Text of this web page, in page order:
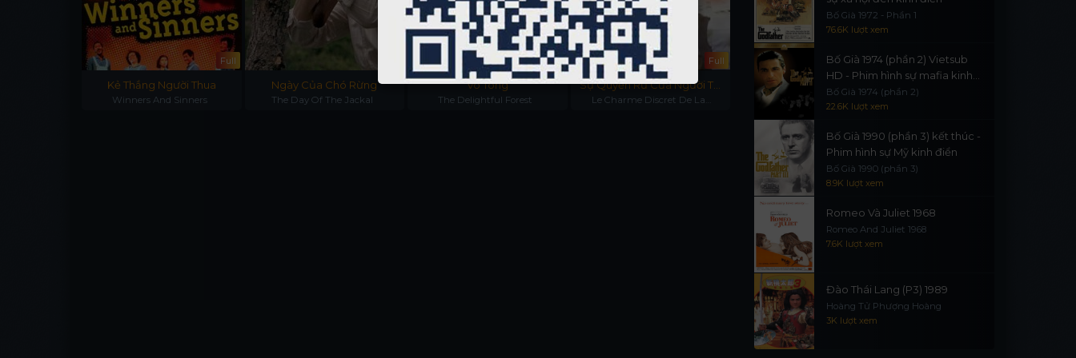
Full
Kẻ Thắng Người Thua
Winners And Sinners
Ngày Của Chó Rừng
The Day Of The Jackal
Full
Võ Tòng
The Delightful Forest
Full
Sự Quyến Rũ Của Người Tư
Sản
Le Charme Discret De La
Full
Rambo: Đổ Máu
First Blood
Bố Già 1972 - Phần 1
76.6K lượt xem
Bố Già 1974 (phần 2) Vietsub
HD - Phim hình sự mafia kinh
điển
Bố Già 1974 (phần 2)
22.6K lượt xem
Bố Già 1990 (phần 3) kết thúc -
Phim hình sự Mỹ kinh điển
Bố Già 1990 (phần 3)
8.9K lượt xem
Romeo Và Juliet 1968
Romeo And Juliet 1968
7.6K lượt xem
Đào Thái Lang (P3) 1989
Hoàng Tử Phượng Hoàng
3K lượt xem